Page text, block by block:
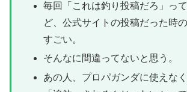
毎回「これは釣り投稿だろ」っ
ど、公式サイトの投稿だった時
すごい。
そんなに間違ってないと思う。
あの人、プロパガンダに使えな